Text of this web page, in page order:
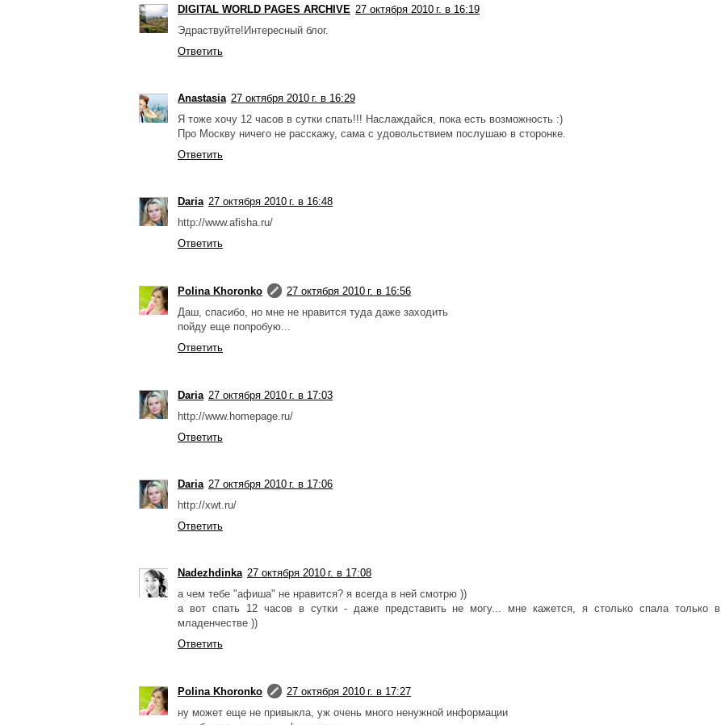
DIGITAL WORLD PAGES ARCHIVE 27 октября 2010 г. в 16:19
Эдраствуйте!Интересный блог.
Ответить
Anastasia 27 октября 2010 г. в 16:29
Я тоже хочу 12 часов в сутки спать!!! Наслаждайся, пока есть возможность :)
Про Москву ничего не расскажу, сама с удовольствием послушаю в сторонке.
Ответить
Daria 27 октября 2010 г. в 16:48
http://www.afisha.ru/
Ответить
Polina Khoronko
27 октября 2010 г. в 16:56
Даш, спасибо, но мне не нравится туда даже заходить
пойду еще попробую...
Ответить
Daria 27 октября 2010 г. в 17:03
http://www.homepage.ru/
Ответить
Daria 27 октября 2010 г. в 17:06
http://xwt.ru/
Ответить
Nadezhdinka 27 октября 2010 г. в 17:08
а чем тебе "афиша" не нравится? я всегда в ней смотрю ))
а вот спать 12 часов в сутки - даже представить не могу... мне кажется, я столько спала только в
младенчестве ))
Ответить
Polina Khoronko
27 октября 2010 г. в 17:27
ну может еще не привыкла, уж очень много ненужной информации